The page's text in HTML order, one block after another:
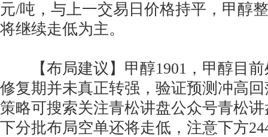
元/吨，与上一交易日价格持平，甲醇
将继续走低为主。
【布局建议】甲醇1901，甲醇目前
修复期并未真正转强，验证预测冲高
策略可搜索关注青松讲盘公众号青松
下分批布局空单还将走低，注意下方